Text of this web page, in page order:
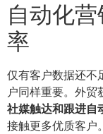
自动化
率
仅有客户数据还不
户同样重要。外贸
社媒触达和跟进自
接触更多优质客户。